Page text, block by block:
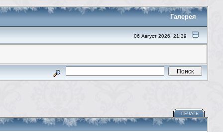
Галерея
06 Август 2026, 21:39
ПЕЧАТЬ